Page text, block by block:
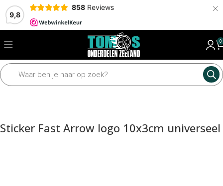
9,8
858 Reviews ×
0
Home Framedelen Stickers
Sticker Fast Arrow logo 10x3cm universeel